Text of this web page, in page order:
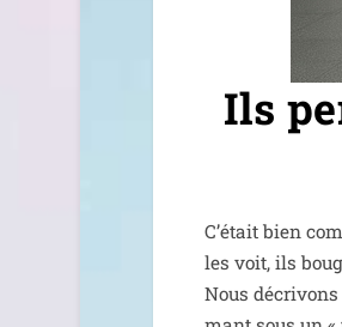
Ils
C’était bien
les voit, ils
Nous